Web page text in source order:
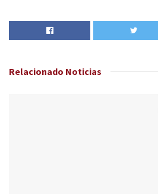
Relacionado Noticias